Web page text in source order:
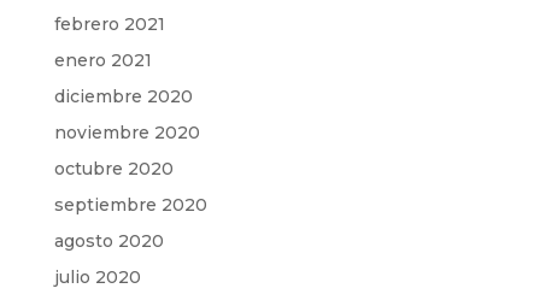
febrero 2021
enero 2021
diciembre 2020
noviembre 2020
octubre 2020
septiembre 2020
agosto 2020
julio 2020